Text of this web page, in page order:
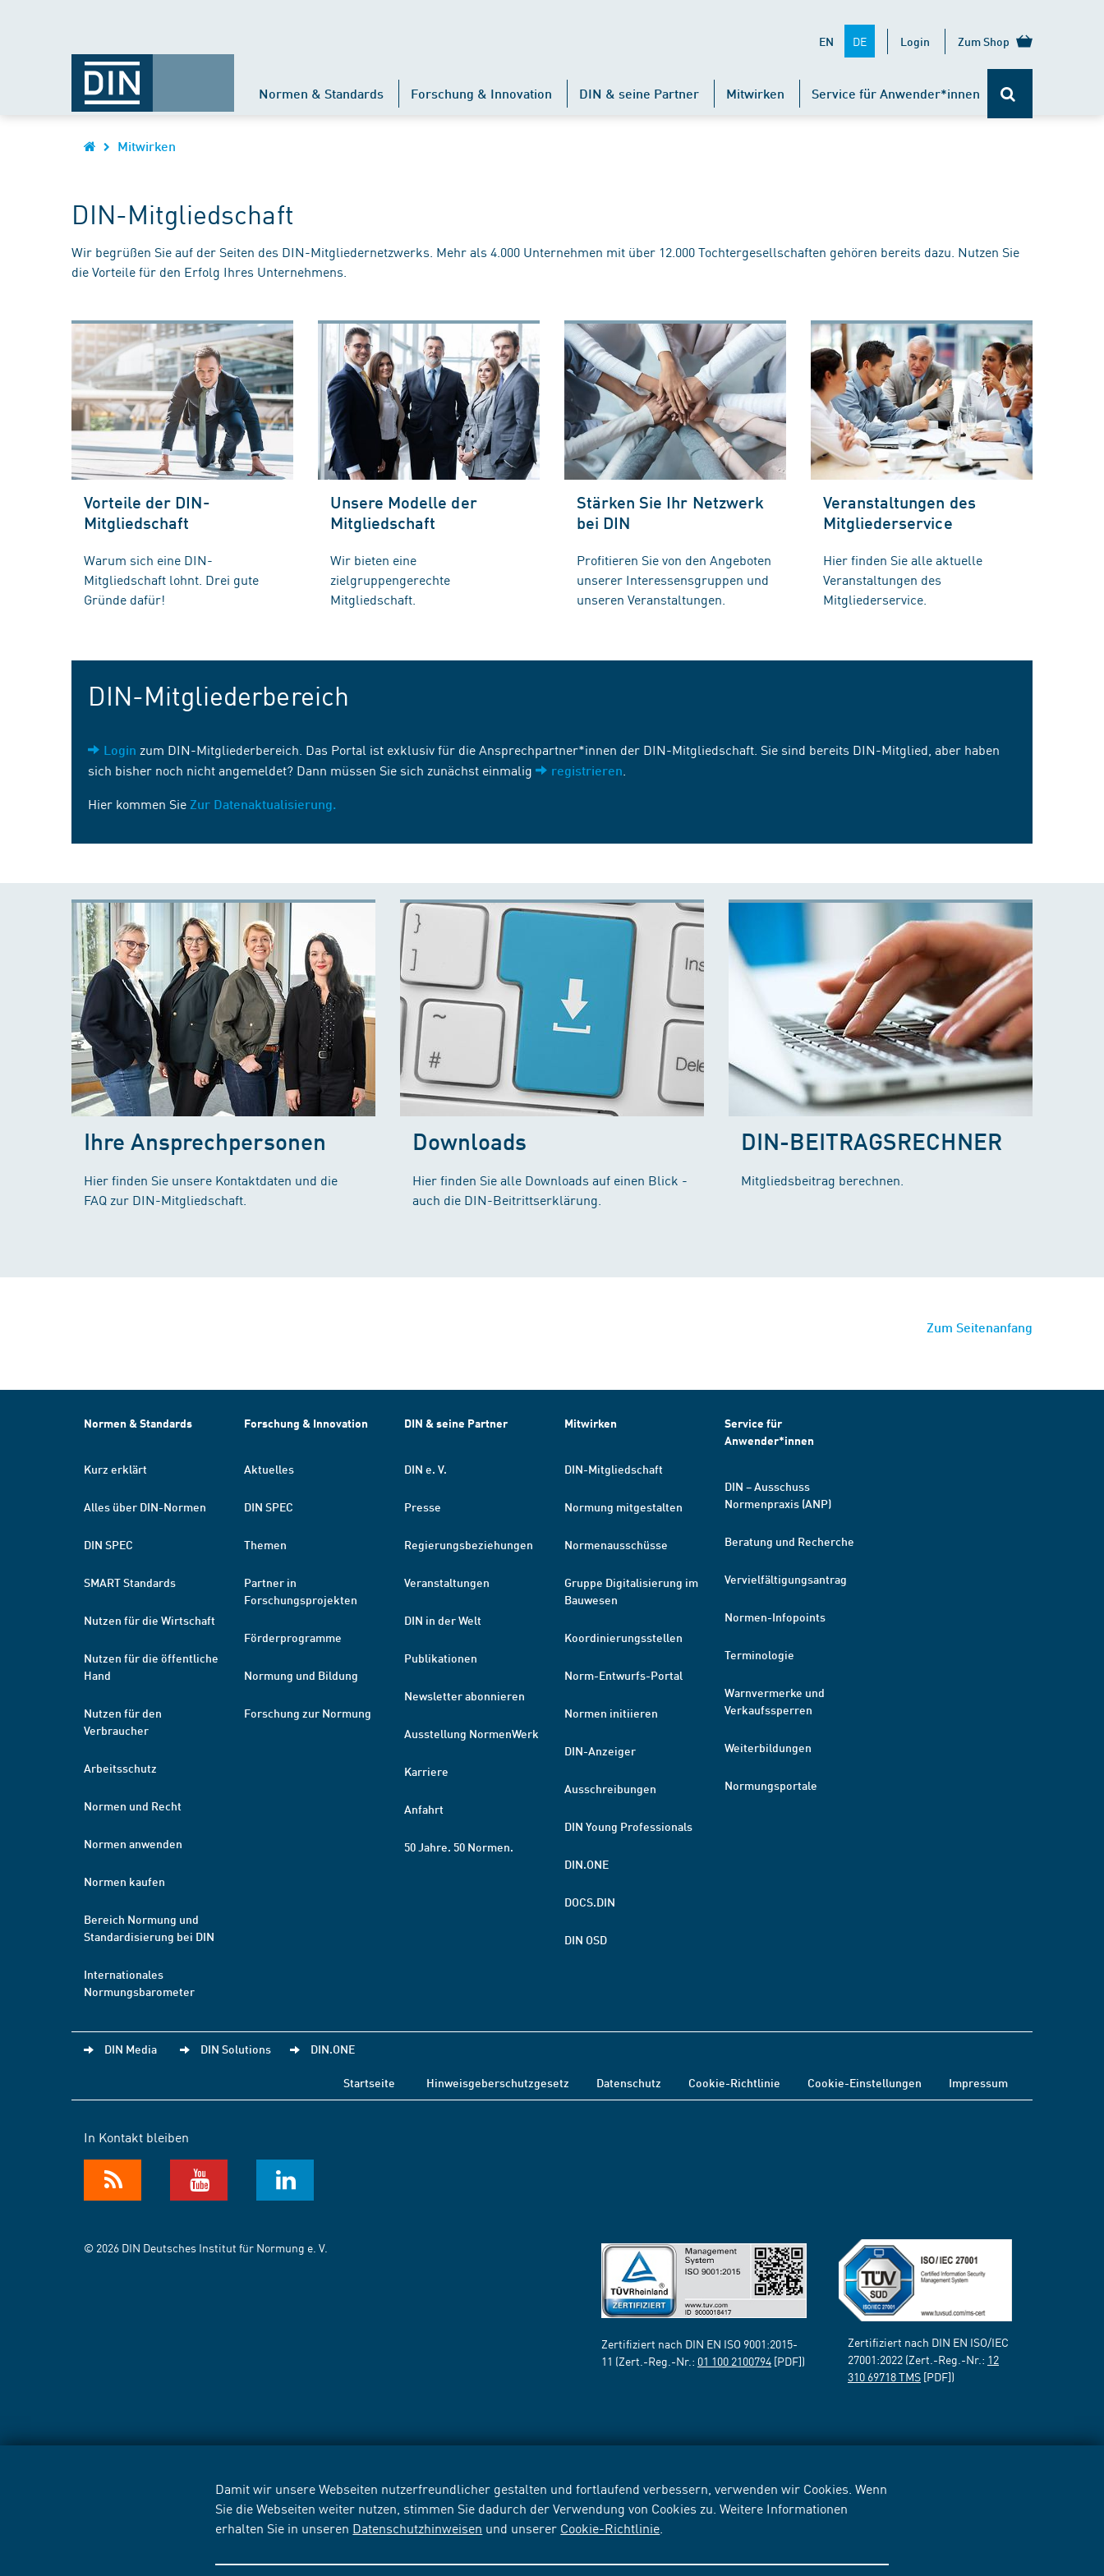
Damit wir unsere Webseiten nutzerfreundlicher gestalten und fortlaufend verbessern, verwenden wir Cookies. Wenn
Sie die Webseiten weiter nutzen, stimmen Sie dadurch der Verwendung von Cookies zu. Weitere Informationen
erhalten Sie in unseren Datenschutzhinweisen und unserer Cookie-Richtlinie
EN DE Login Zum Shop
Normen & Standards Forschung & Innovation DIN & seine Partner Mitwirken Service für Anwender*innen
Mitwirken
DIN-Mitgliedschaft
Wir begrüßen Sie auf der Seiten des DIN-Mitgliedernetzwerks. Mehr als 4.000 Unternehmen mit über 12.000 Tochtergesellschaften gehören bereits dazu. Nutzen Sie
die Vorteile für den Erfolg Ihres Unternehmens.
Vorteile der DIN-
Mitgliedschaft
Warum sich eine DIN-
Mitgliedschaft lohnt. Drei gute
Gründe dafür!
Unsere Modelle der
Mitgliedschaft
Wir bieten eine
zielgruppengerechte
Mitgliedschaft.
Stärken Sie Ihr Netzwerk
bei DIN
Profitieren Sie von den Angeboten
unserer Interessensgruppen und
unseren Veranstaltungen.
Veranstaltungen des
Mitgliederservice
Hier finden Sie alle aktuelle
Veranstaltungen des
Mitgliederservice.
DIN-Mitgliederbereich
Login zum DIN-Mitgliederbereich. Das Portal ist exklusiv für die Ansprechpartner*innen der DIN-Mitgliedschaft. Sie sind bereits DIN-Mitglied, aber haben
sich bisher noch nicht angemeldet? Dann müssen Sie sich zunächst einmalig
registrieren
Hier kommen Sie Zur Datenaktualisierung.
Ihre Ansprechpersonen
Hier finden Sie unsere Kontaktdaten und die
FAQ zur DIN-Mitgliedschaft.
Downloads
Hier finden Sie alle Downloads auf einen Blick -
auch die DIN-Beitrittserklärung.
DIN-BEITRAGSRECHNER
Mitgliedsbeitrag berechnen.
Zum Seitenanfang
Normen & Standards
Kurz erklärt
Alles über DIN-Normen
DIN SPEC
SMART Standards
Nutzen für die Wirtschaft
Nutzen für die öffentliche
Hand
Nutzen für den
Verbraucher
Arbeitsschutz
Normen und Recht
Normen anwenden
Normen kaufen
Bereich Normung und
Standardisierung bei DIN
Internationales
Normungsbarometer
Forschung & Innovation
Aktuelles
DIN SPEC
Themen
Partner in
Forschungsprojekten
Förderprogramme
Normung und Bildung
Forschung zur Normung
DIN & seine Partner
DIN e. V.
Presse
Regierungsbeziehungen
Veranstaltungen
DIN in der Welt
Publikationen
Newsletter abonnieren
Ausstellung NormenWerk
Karriere
Anfahrt
50 Jahre. 50 Normen.
Mitwirken
DIN-Mitgliedschaft
Normung mitgestalten
Normenausschüsse
Gruppe Digitalisierung im
Bauwesen
Koordinierungsstellen
Norm-Entwurfs-Portal
Normen initiieren
DIN-Anzeiger
Ausschreibungen
DIN Young Professionals
DIN.ONE
DOCS.DIN
DIN OSD
Service für
Anwender*innen
DIN – Ausschuss
Normenpraxis (ANP)
Beratung und Recherche
Vervielfältigungsantrag
Normen-Infopoints
Terminologie
Warnvermerke und
Verkaufssperren
Weiterbildungen
Normungsportale
DIN Media DIN Solutions DIN.ONE
Startseite Hinweisgeberschutzgesetz Datenschutz Cookie-Richtlinie Cookie-Einstellungen Impressum
In Kontakt bleiben
© 2026 DIN Deutsches Institut für Normung e. V.
Zertifiziert nach DIN EN ISO 9001:2015-
11 (Zert.-Reg.-Nr.: 01 100 2100794 [PDF])
Zertifiziert nach DIN EN ISO/IEC
27001:2022 (Zert.-Reg.-Nr.: 12
310 69718 TMS [PDF])